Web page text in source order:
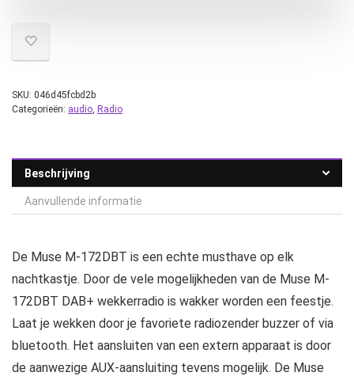
SKU: 046d45fcbd2b
Categorieën: audio, Radio
Beschrijving
Aanvullende informatie
De Muse M-172DBT is een echte musthave op elk
nachtkastje. Door de vele mogelijkheden van de Muse M-
172DBT DAB+ wekkerradio is wakker worden een feestje.
Laat je wekken door je favoriete radiozender buzzer of via
bluetooth. Het aansluiten van een extern apparaat is door
de aanwezige AUX-aansluiting tevens mogelijk. De Muse